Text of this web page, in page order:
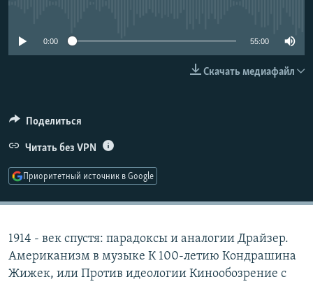
Все сайты РСЕ/РС
0:00 55:00
Скачать медиафайл
Поделиться
Читать без VPN
Приоритетный источник в Google
1914 - век спустя: парадоксы и аналогии Драйзер.
Американизм в музыке К 100-летию Кондрашина
Жижек, или Против идеологии Кинообозрение с